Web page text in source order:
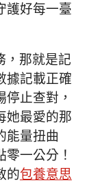
護好每一臺
，那就是記
據記載正確
止查對，
她最愛的那
能量扭曲
一公分！
的包養意思